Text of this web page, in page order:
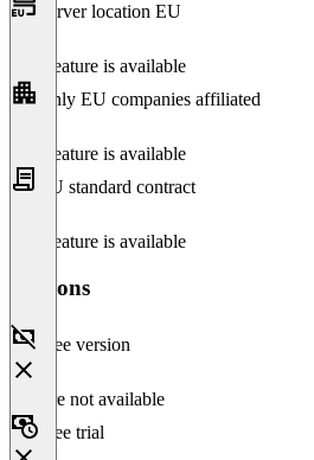
Server location EU
This feature is available
Only EU companies affiliated
This feature is available
EU standard contract
This feature is available
Versions
Free version
Feature not available
Free trial